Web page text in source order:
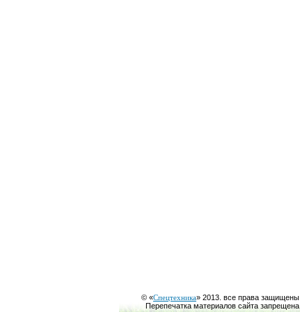
© «Спецтехника» 2013. все права защищены
Перепечатка материалов сайта запрещена